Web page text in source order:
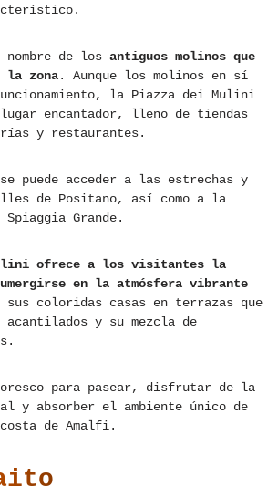
nombre de los antiguos molinos que
la zona. Aunque los molinos en sí
la Piazza dei Mulini
encantador, lleno de tiendas
y restaurantes.
puede acceder a las estrechas y
de Positano, así como a la
Grande.
ofrece a los visitantes la
en la atmósfera vibrante
sus coloridas casas en terrazas que
y su mezcla de
para pasear, disfrutar de la
y absorber el ambiente único de
de Amalfi.